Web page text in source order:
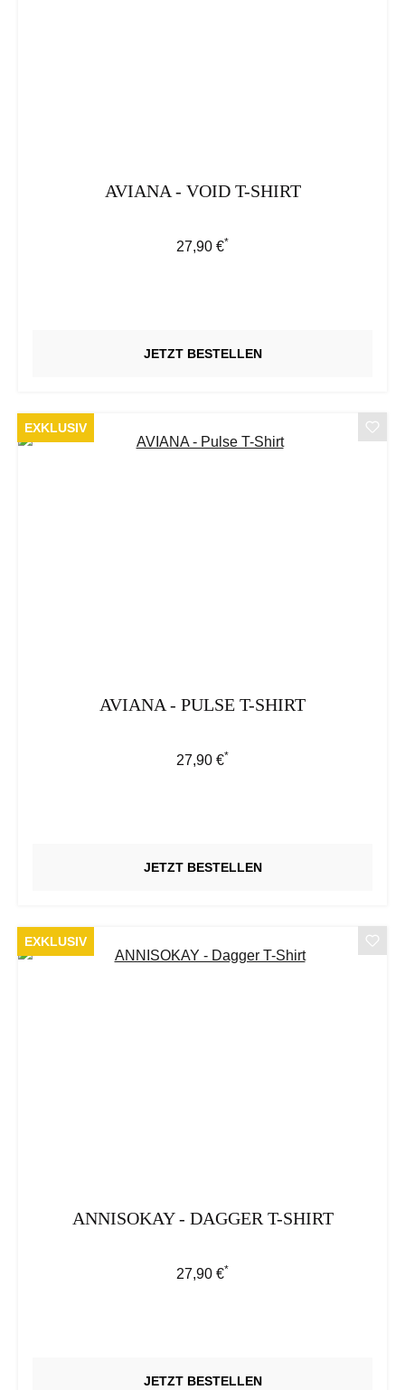
AVIANA - VOID T-SHIRT
Regulärer Preis:
27,90 €*
JETZT BESTELLEN
EXKLUSIV
AVIANA - PULSE T-SHIRT
Regulärer Preis:
27,90 €*
JETZT BESTELLEN
EXKLUSIV
ANNISOKAY - DAGGER T-SHIRT
Regulärer Preis:
27,90 €*
JETZT BESTELLEN